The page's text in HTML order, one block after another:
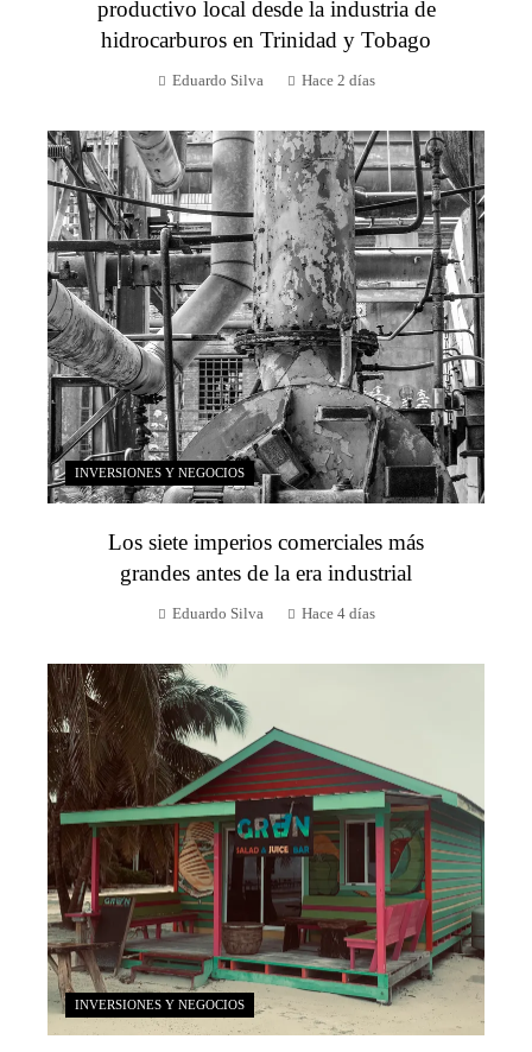
productivo local desde la industria de
hidrocarburos en Trinidad y Tobago
Eduardo Silva Hace 2 días
INVERSIONES Y NEGOCIOS
Los siete imperios comerciales más
grandes antes de la era industrial
Eduardo Silva Hace 4 días
INVERSIONES Y NEGOCIOS